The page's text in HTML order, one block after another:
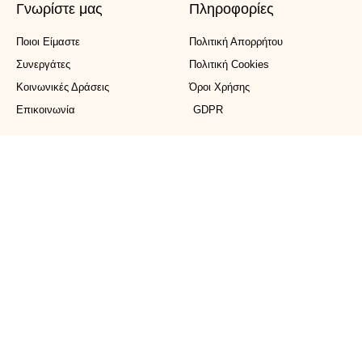
Γνωρίστε μας
Ποιοι Είμαστε
Συνεργάτες
Κοινωνικές Δράσεις
Επικοινωνία
Πληροφορίες
Πολιτική Απορρήτου
Πολιτική Cookies
Όροι Χρήσης
GDPR